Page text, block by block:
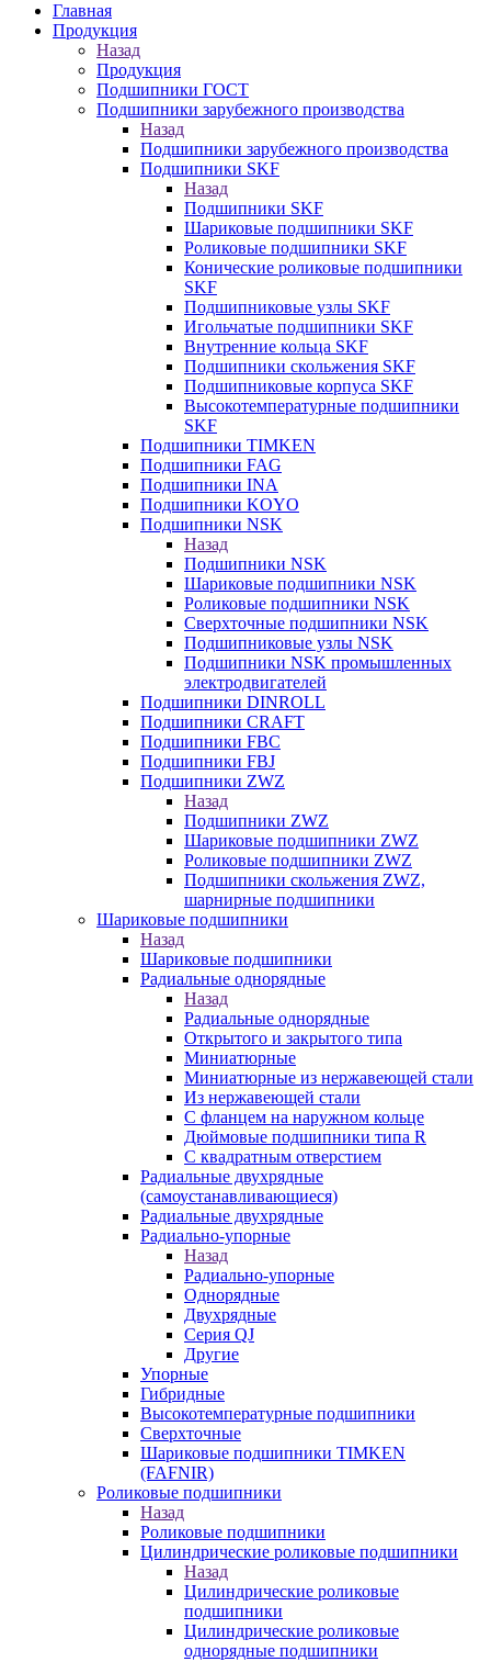
Главная
Продукция
Назад
Продукция
Подшипники ГОСТ
Подшипники зарубежного производства
Назад
Подшипники зарубежного производства
Подшипники SKF
Назад
Подшипники SKF
Шариковые подшипники SKF
Роликовые подшипники SKF
Конические роликовые подшипники
SKF
Подшипниковые узлы SKF
Игольчатые подшипники SKF
Внутренние кольца SKF
Подшипники скольжения SKF
Подшипниковые корпуса SKF
Высокотемпературные подшипники
SKF
Подшипники TIMKEN
Подшипники FAG
Подшипники INA
Подшипники KOYO
Подшипники NSK
Назад
Подшипники NSK
Шариковые подшипники NSK
Роликовые подшипники NSK
Сверхточные подшипники NSK
Подшипниковые узлы NSK
Подшипники NSK промышленных
электродвигателей
Подшипники DINROLL
Подшипники CRAFT
Подшипники FBC
Подшипники FBJ
Подшипники ZWZ
Назад
Подшипники ZWZ
Шариковые подшипники ZWZ
Роликовые подшипники ZWZ
Подшипники скольжения ZWZ,
шарнирные подшипники
Шариковые подшипники
Назад
Шариковые подшипники
Радиальные однорядные
Назад
Радиальные однорядные
Открытого и закрытого типа
Миниатюрные
Миниатюрные из нержавеющей стали
Из нержавеющей стали
С фланцем на наружном кольце
Дюймовые подшипники типа R
С квадратным отверстием
Радиальные двухрядные
(самоустанавливающиеся)
Радиальные двухрядные
Радиально-упорные
Назад
Радиально-упорные
Однорядные
Двухрядные
Серия QJ
Другие
Упорные
Гибридные
Высокотемпературные подшипники
Сверхточные
Шариковые подшипники TIMKEN
(FAFNIR)
Роликовые подшипники
Назад
Роликовые подшипники
Цилиндрические роликовые подшипники
Назад
Цилиндрические роликовые
подшипники
Цилиндрические роликовые
однорядные подшипники